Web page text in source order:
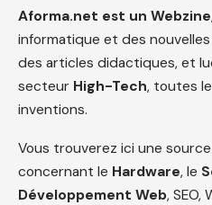
Aforma.net est un Webzine
informatique et des
des articles didactiques, et
secteur High-Tech, toutes
inventions.
Vous trouverez ici une
concernant le Hardware, le
Développement Web, SEO,